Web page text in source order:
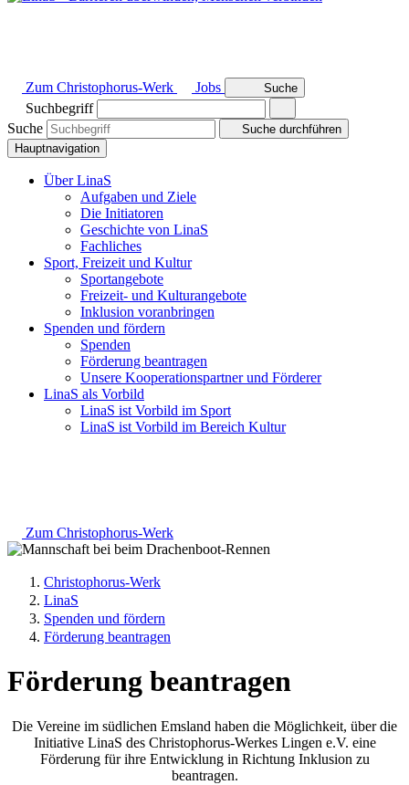
Zum Christophorus-Werk Jobs Suche
Suchbegriff
Suche
Suche durchführen
Hauptnavigation
Über LinaS
Aufgaben und Ziele
Die Initiatoren
Geschichte von LinaS
Fachliches
Sport, Freizeit und Kultur
Sportangebote
Freizeit- und Kulturangebote
Inklusion voranbringen
Spenden und fördern
Spenden
Förderung beantragen
Unsere Kooperationspartner und Förderer
LinaS als Vorbild
LinaS ist Vorbild im Sport
LinaS ist Vorbild im Bereich Kultur
Zum Christophorus-Werk
Christophorus-Werk
LinaS
Spenden und fördern
Förderung beantragen
Förderung beantragen
Die Vereine im südlichen Emsland haben die Möglichkeit, über die
Initiative LinaS des Christophorus-Werkes Lingen e.V. eine
Förderung für ihre Entwicklung in Richtung Inklusion zu
beantragen.